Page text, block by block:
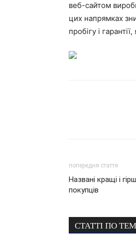
веб-сайтом
цих напрямках
пробігу і
попередня стаття
Названі кращі і
покупців
СТАТТІ ПО